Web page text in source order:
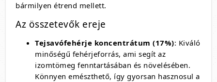
bármilyen étrend mellett.
Az összetevők ereje
Tejsavófehérje koncentrátum (17%): Kiváló
minőségű fehérjeforrás, ami segít az
izomtömeg fenntartásában és növelésében.
Könnyen emészthető, így gyorsan hasznosul a